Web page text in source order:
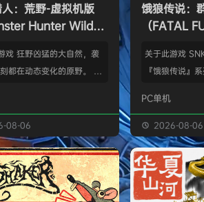
：荒野-虚拟机版
Hunter Wilds
戏 狂野凶猛的大自然，袭
都在动态变化的原野。 这
人们的故事。 你会化为以
怪物为生的“猎人”，使用狩
素材打造更强的武器防具，
明这个世界与人们之间的关
的狩猎动作，寻求连续不
感，究极的狩猎体验正等待
08-06
饿狼传说：
（FATAL
关于此游戏
『饿狼传说』
潮。从1999年
THE WOLVES-
系列的最新作
the Wolves』
了加速兴奋的
的“REV系统”
PC单机
2026-08-06